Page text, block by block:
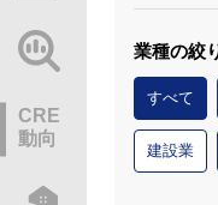
業界動向情報
CRE
動向
業種の絞
すべて
建設業